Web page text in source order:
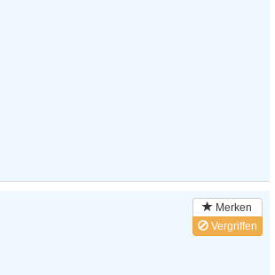
Merken
Vergriffen